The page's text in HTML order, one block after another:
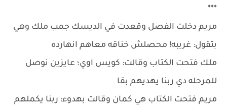
***
مريم دخلت الفصل وقعدت في الديسك جمب ملك وهي
بتقول: غريبه! محصلش خناقه معاهم انهارده
ملك فتحت الكتاب وقالت: كويس اوي؛ عايزين نوصل
للمرحله دي ربنا يهديهم بقا
مريم فتحت الكتاب هي كمان وقالت بهدوء: ربنا يكملهم